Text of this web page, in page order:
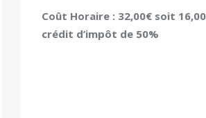
Coût Horaire : 32,00€ soit
crédit d’impôt de 50%